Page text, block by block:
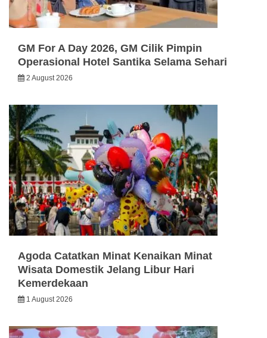
GM For A Day 2026, GM Cilik Pimpin
Operasional Hotel Santika Selama Sehari
2 August 2026
Agoda Catatkan Minat Kenaikan Minat
Wisata Domestik Jelang Libur Hari
Kemerdekaan
1 August 2026